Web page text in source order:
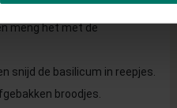
meng het met de
snijd de basilicum in reepjes.
broodjes.